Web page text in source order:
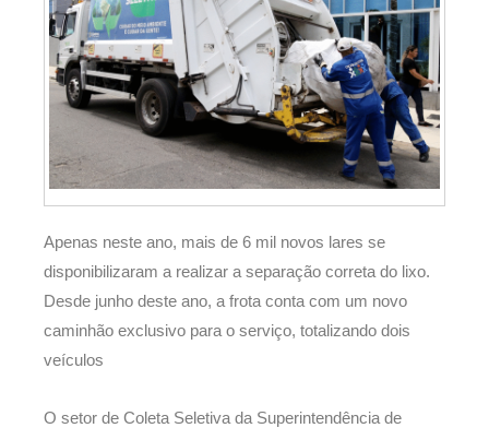
Apenas neste ano, mais de 6 mil novos lares se
disponibilizaram a realizar a separação correta do lixo.
Desde junho deste ano, a frota conta com um novo
caminhão exclusivo para o serviço, totalizando dois
veículos
O setor de Coleta Seletiva da Superintendência de